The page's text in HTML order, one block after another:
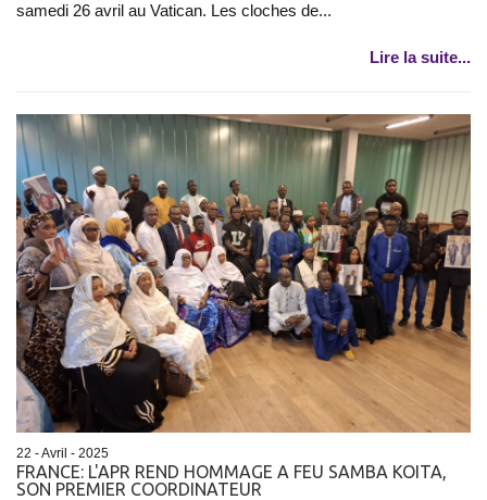
samedi 26 avril au Vatican. Les cloches de...
Lire la suite...
22 - Avril - 2025
FRANCE: L'APR REND HOMMAGE A FEU SAMBA KOITA,
SON PREMIER COORDINATEUR